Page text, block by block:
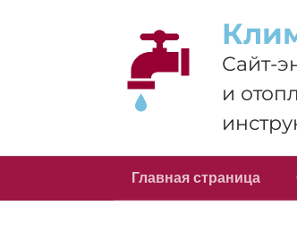
Сайт-
и
Главная страница